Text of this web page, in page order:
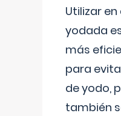
Utilizar
yodada
más
para
de yodo,
también